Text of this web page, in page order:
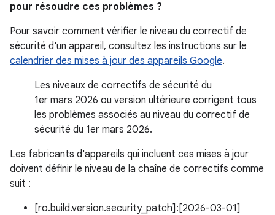
pour résoudre ces problèmes ?
Pour savoir comment vérifier le niveau du correctif de
sécurité d'un appareil, consultez les instructions sur le
calendrier des mises à jour des appareils Google.
Les niveaux de correctifs de sécurité du
1er mars 2026 ou version ultérieure corrigent tous
les problèmes associés au niveau du correctif de
sécurité du 1er mars 2026.
Les fabricants d'appareils qui incluent ces mises à jour
doivent définir le niveau de la chaîne de correctifs comme
suit :
[ro.build.version.security_patch]:[2026-03-01]